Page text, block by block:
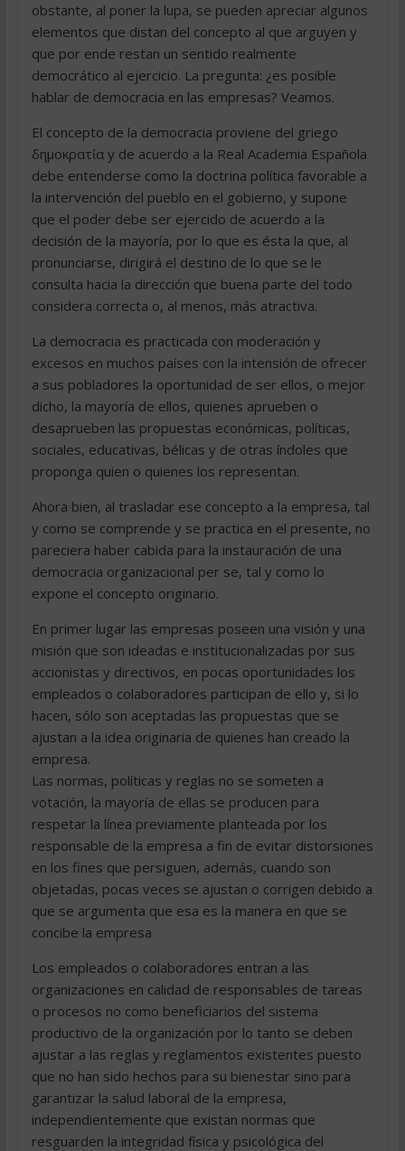
obstante, al poner la lupa, se pueden apreciar algunos
elementos que distan del concepto al que arguyen y
que por ende restan un sentido realmente
democrático al ejercicio. La pregunta: ¿es posible
hablar de democracia en las empresas? Veamos.
El concepto de la democracia proviene del griego
δημοκρατία y de acuerdo a la Real Academia Española
debe entenderse como la doctrina política favorable a
la intervención del pueblo en el gobierno, y supone
que el poder debe ser ejercido de acuerdo a la
decisión de la mayoría, por lo que es ésta la que, al
pronunciarse, dirigirá el destino de lo que se le
consulta hacia la dirección que buena parte del todo
considera correcta o, al menos, más atractiva.
La democracia es practicada con moderación y
excesos en muchos países con la intensión de ofrecer
a sus pobladores la oportunidad de ser ellos, o mejor
dicho, la mayoría de ellos, quienes aprueben o
desaprueben las propuestas económicas, políticas,
sociales, educativas, bélicas y de otras índoles que
proponga quien o quienes los representan.
Ahora bien, al trasladar ese concepto a la empresa, tal
y como se comprende y se practica en el presente, no
pareciera haber cabida para la instauración de una
democracia organizacional per se, tal y como lo
expone el concepto originario.
En primer lugar las empresas poseen una visión y una
misión que son ideadas e institucionalizadas por sus
accionistas y directivos, en pocas oportunidades los
empleados o colaboradores participan de ello y, si lo
hacen, sólo son aceptadas las propuestas que se
ajustan a la idea originaria de quienes han creado la
empresa.
Las normas, políticas y reglas no se someten a
votación, la mayoría de ellas se producen para
respetar la línea previamente planteada por los
responsable de la empresa a fin de evitar distorsiones
en los fines que persiguen, además, cuando son
objetadas, pocas veces se ajustan o corrigen debido a
que se argumenta que esa es la manera en que se
concibe la empresa
Los empleados o colaboradores entran a las
organizaciones en calidad de responsables de tareas
o procesos no como beneficiarios del sistema
productivo de la organización por lo tanto se deben
ajustar a las reglas y reglamentos existentes puesto
que no han sido hechos para su bienestar sino para
garantizar la salud laboral de la empresa,
independientemente que existan normas que
resguarden la integridad física y psicológica del